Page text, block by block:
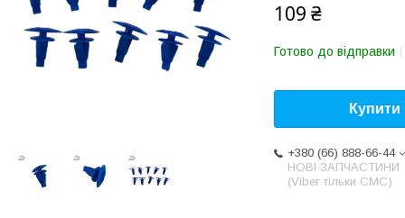
109 ₴
Готово до відправки
Купити
+380 (66) 888-66-44
НОВІ ЗАПЧАСТИНИ
(Viber тільки СМС)